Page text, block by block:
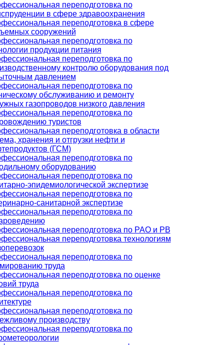
переподготовка по
в сфере здравоохранения
переподготовка в сфере
сооружений
переподготовка по
продукции питания
переподготовка по
контролю оборудования под
давлением
переподготовка по
обслуживанию и ремонту
газопроводов низкого давления
переподготовка по
туристов
переподготовка в области
хранения и отгрузки нефти и
(ГСМ)
переподготовка по
оборудованию
переподготовка по
эпидемиологической экспертизе
переподготовка по
санитарной экспертизе
переподготовка по
переподготовка по РАО и РВ
переподготовка технологиям
переподготовка по
труда
переподготовка по оценке
труда
переподготовка по
переподготовка по
производству
переподготовка по